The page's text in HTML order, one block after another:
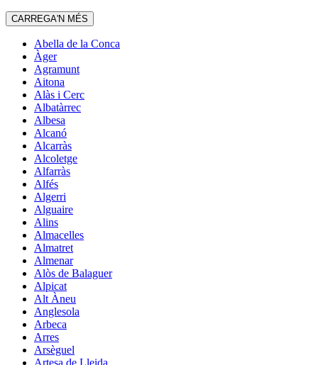
CARREGA'N MÉS
Abella de la Conca
Àger
Agramunt
Aitona
Alàs i Cerc
Albatàrrec
Albesa
Alcanó
Alcarràs
Alcoletge
Alfarràs
Alfés
Algerri
Alguaire
Alins
Almacelles
Almatret
Almenar
Alòs de Balaguer
Alpicat
Alt Àneu
Anglesola
Arbeca
Arres
Arsèguel
Artesa de Lleida